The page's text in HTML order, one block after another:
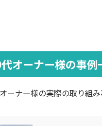
オーナー様の事例
ーナー様の実際の取り組み